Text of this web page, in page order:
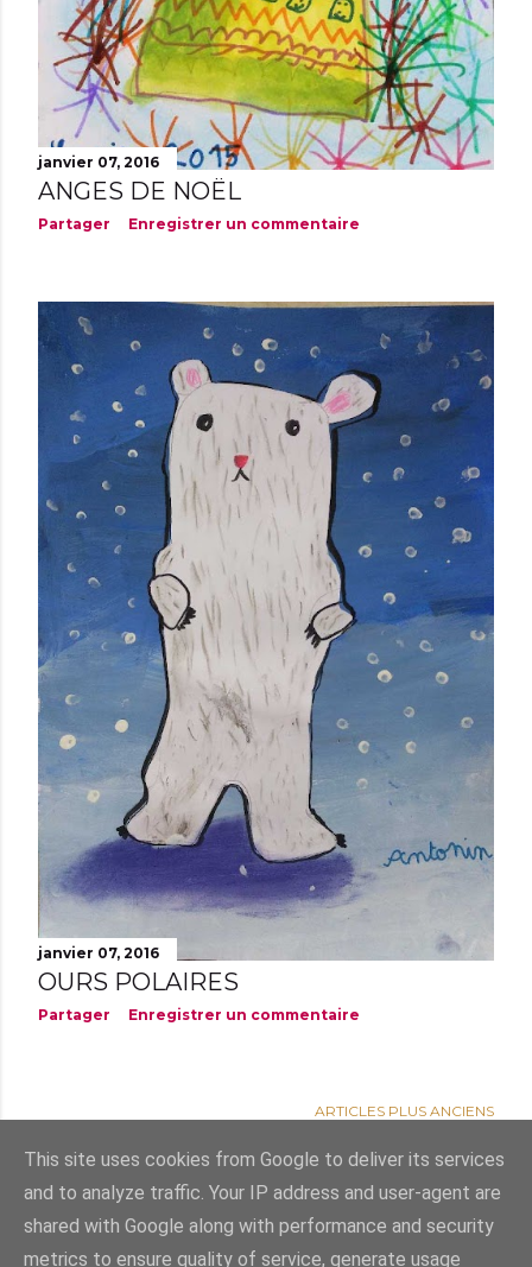
janvier 07, 2016
ANGES DE NOËL
Partager Enregistrer un commentaire
janvier 07, 2016
OURS POLAIRES
Partager Enregistrer un commentaire
ARTICLES PLUS ANCIENS
Fourni par Blogger
This site uses cookies from Google to deliver its services
and to analyze traffic. Your IP address and user-agent are
shared with Google along with performance and security
metrics to ensure quality of service, generate usage